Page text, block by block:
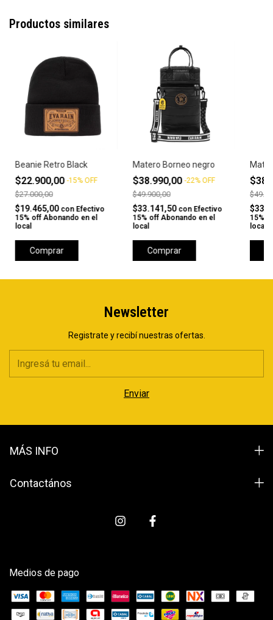
Productos similares
Beanie Retro Black
$22.900,00-15% OFF
$27.000,00
$19.465,00 con Efectivo
15% off Abonando en el
local
Comprar
Matero Borneo negro
$38.990,00-22% OFF
$49.900,00
$33.141,50 con Efectivo
15% off Abonando en el
local
Comprar
15%
local
Newsletter
Registrate y recibí nuestras ofertas.
MÁS INFO
Contactános
Medios de pago